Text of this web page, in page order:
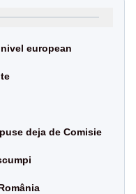
european
deja de Comisie